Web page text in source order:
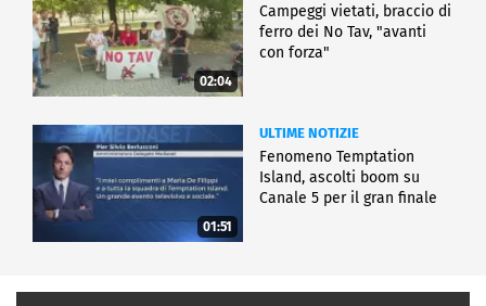
02:04
Campeggi vietati, braccio di
ferro dei No Tav, "avanti
con forza"
01:51
ULTIME NOTIZIE
Fenomeno Temptation
Island, ascolti boom su
Canale 5 per il gran finale